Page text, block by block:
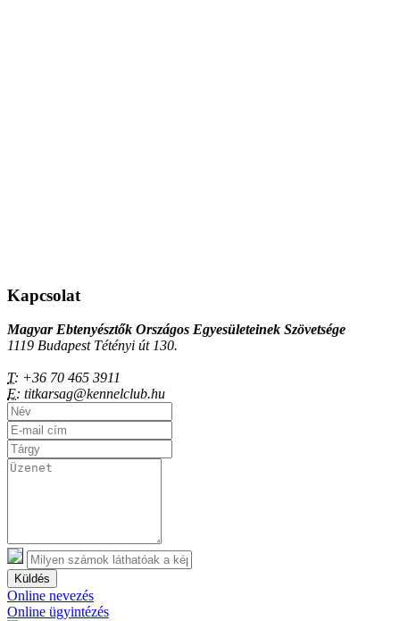
Kapcsolat
Magyar Ebtenyésztők Országos Egyesületeinek Szövetsége
1119 Budapest Tétényi út 130.
T: +36 70 465 3911
E: titkarsag@kennelclub.hu
Küldés
Online nevezés
Online ügyintézés